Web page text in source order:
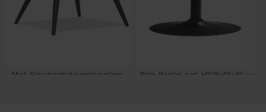
Mist, Spisebordsstol med armlæn,
Bola, Barstol, sort, H108x48x46 cm